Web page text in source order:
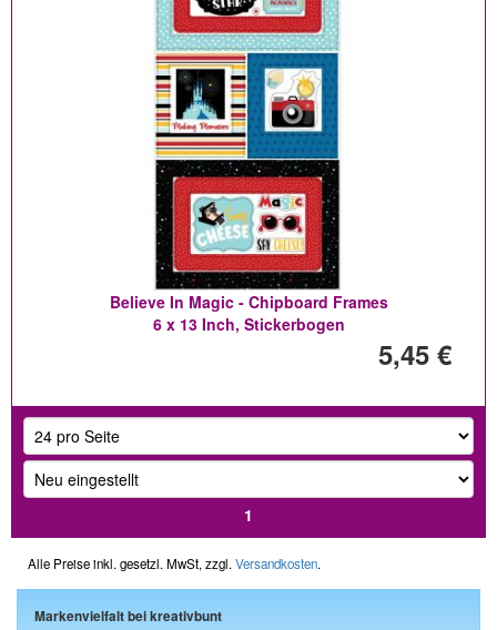
Believe In Magic - Chipboard Frames
6 x 13 Inch, Stickerbogen
5,45 €
1
Alle Preise inkl. gesetzl. MwSt, zzgl. Versandkosten.
Markenvielfalt bei kreativbunt